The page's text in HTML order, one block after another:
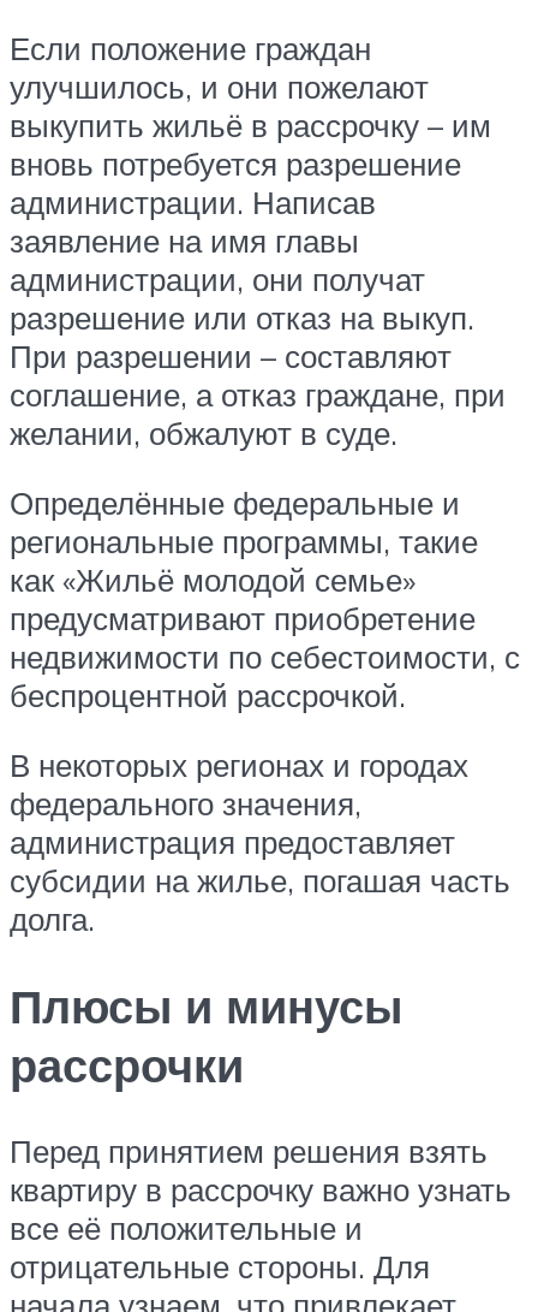
Если положение граждан
улучшилось, и они пожелают
выкупить жильё в рассрочку – им
вновь потребуется разрешение
администрации. Написав
заявление на имя главы
администрации, они получат
разрешение или отказ на выкуп.
При разрешении – составляют
соглашение, а отказ граждане, при
желании, обжалуют в суде.
Определённые федеральные и
региональные программы, такие
как «Жильё молодой семье»
предусматривают приобретение
недвижимости по себестоимости, с
беспроцентной рассрочкой.
В некоторых регионах и городах
федерального значения,
администрация предоставляет
субсидии на жилье, погашая часть
долга.
Плюсы и минусы
рассрочки
Перед принятием решения взять
квартиру в рассрочку важно узнать
все её положительные и
отрицательные стороны. Для